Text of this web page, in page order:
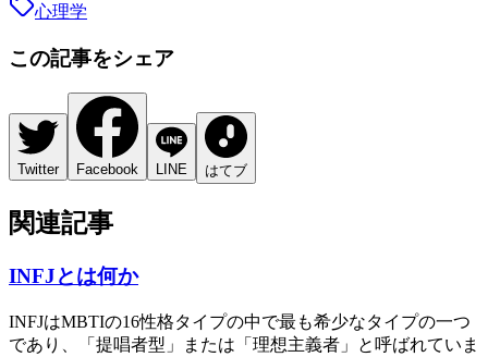
心理学
この記事をシェア
Twitter Facebook LINE はてブ
関連記事
INFJとは何か
INFJはMBTIの16性格タイプの中で最も希少なタイプの一つ
であり、「提唱者型」または「理想主義者」と呼ばれていま